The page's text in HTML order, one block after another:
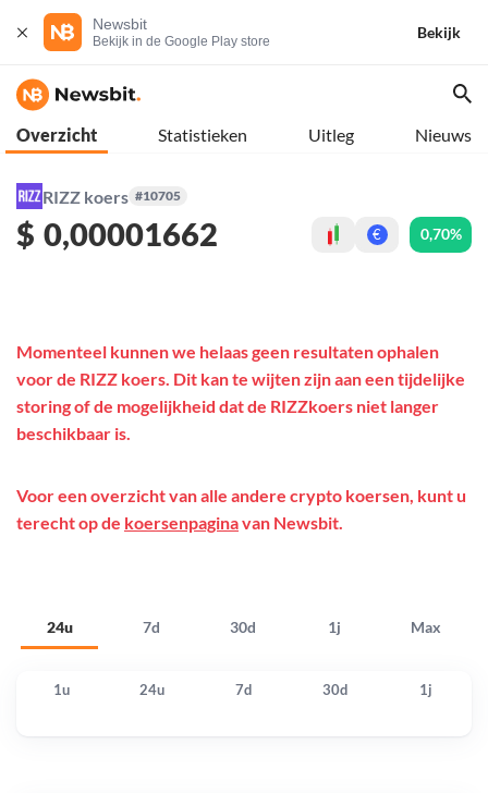
Newsbit
Bekijk in de Google Play store
Bekijk
Overzicht Statistieken Uitleg Nieuws
RIZZ koers #10705
$ 0,00001662 € 0,70%
24u 7d 30d 1j Max
Momenteel kunnen we helaas geen resultaten ophalen
voor de RIZZ koers. Dit kan te wijten zijn aan een tijdelijke
storing of de mogelijkheid dat de RIZZkoers niet langer
beschikbaar is.
Voor een overzicht van alle andere crypto koersen, kunt u
terecht op de koersenpaginavan Newsbit.
1u 24u 7d 30d 1j